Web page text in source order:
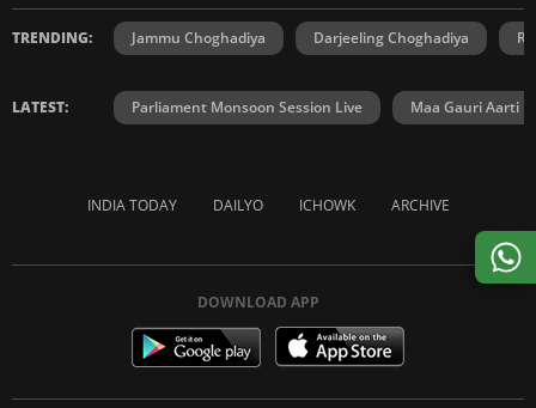
TRENDING: Jammu Choghadiya Darjeeling Choghadiya
LATEST: Parliament Monsoon Session Live Maa Gauri Aarti
INDIA TODAY DAILYO ICHOWK ARCHIVE
DOWNLOAD APP